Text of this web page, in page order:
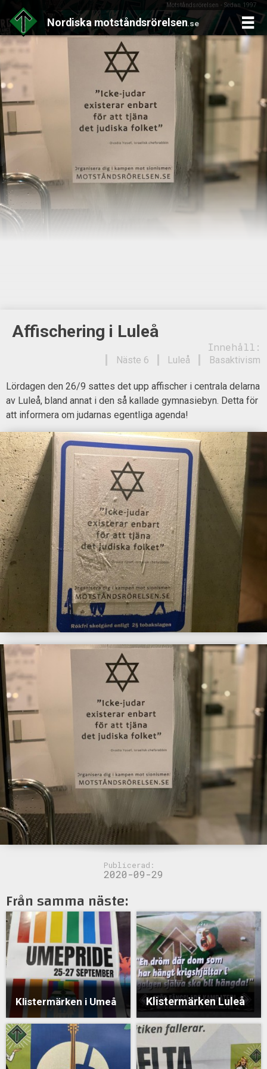
Motståndsrörelsen - Sedan 1997
Nordiska motståndsrörelsen.se
to
content
Affischering i Luleå
Innehåll:
Basaktivism
Luleå
Näste 6
Lördagen den 26/9 sattes det upp affischer i centrala delarna
av Luleå, bland annat i den så kallade gymnasiebyn. Detta för
att informera om judarnas egentliga agenda!
Publicerad:
2020-09-29
Från samma näste:
Klistermärken i Umeå Klistermärken Luleå